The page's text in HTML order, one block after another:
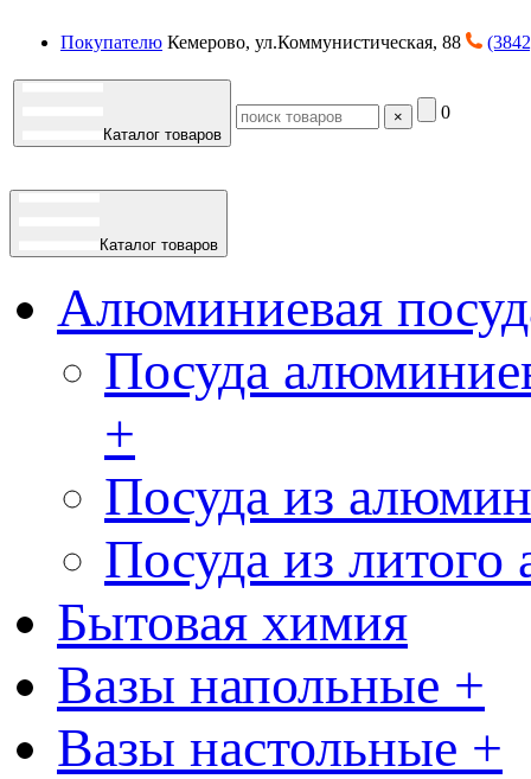
Покупателю Кемерово, ул.Коммунистическая, 88
Каталог товаров
× 0
Каталог товаров
Алюминиевая
Посуда
+
Посуда из
Посуда из
Бытовая химия
Вазы напольные +
Вазы настольные +